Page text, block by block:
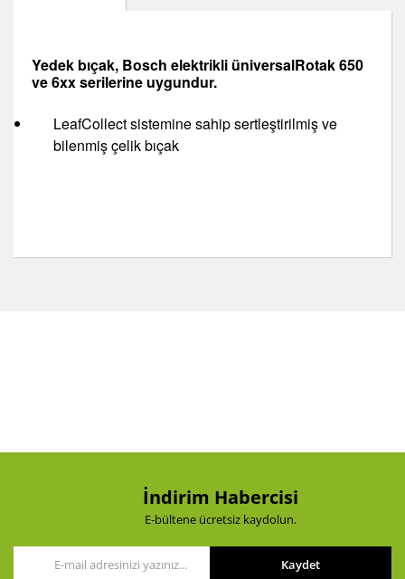
Yedek bıçak, Bosch elektrikli üniversalRotak 650
ve 6xx serilerine uygundur.
LeafCollect sistemine sahip sertleştirilmiş ve
bilenmiş çelik bıçak
Ürün fiyatı diğer sitelerden daha pahalı.
İndirim Habercisi
E-bültene ücretsiz kaydolun.
Kaydet